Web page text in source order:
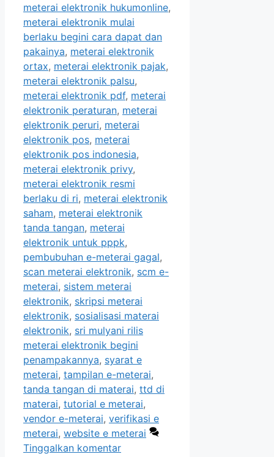
meterai elektronik hukumonline,
meterai elektronik mulai
berlaku begini cara dapat dan
pakainya, meterai elektronik
ortax, meterai elektronik pajak,
meterai elektronik palsu,
meterai elektronik pdf, meterai
elektronik peraturan, meterai
elektronik peruri, meterai
elektronik pos, meterai
elektronik pos indonesia,
meterai elektronik privy,
meterai elektronik resmi
berlaku di ri, meterai elektronik
saham, meterai elektronik
tanda tangan, meterai
elektronik untuk pppk,
pembubuhan e-meterai gagal,
scan meterai elektronik, scm e-
meterai, sistem meterai
elektronik, skripsi meterai
elektronik, sosialisasi materai
elektronik, sri mulyani rilis
meterai elektronik begini
penampakannya, syarat e
meterai, tampilan e-meterai,
tanda tangan di materai, ttd di
materai, tutorial e meterai,
vendor e-meterai, verifikasi e
meterai, website e meterai
Tinggalkan komentar